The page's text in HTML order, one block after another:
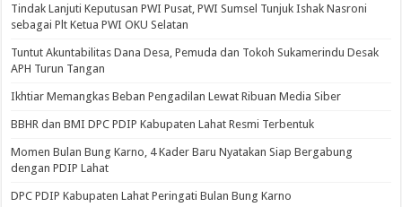
Tindak Lanjuti Keputusan PWI Pusat, PWI Sumsel Tunjuk Ishak Nasroni
sebagai Plt Ketua PWI OKU Selatan
Tuntut Akuntabilitas Dana Desa, Pemuda dan Tokoh Sukamerindu Desak
APH Turun Tangan
Ikhtiar Memangkas Beban Pengadilan Lewat Ribuan Media Siber
BBHR dan BMI DPC PDIP Kabupaten Lahat Resmi Terbentuk
Momen Bulan Bung Karno, 4 Kader Baru Nyatakan Siap Bergabung
dengan PDIP Lahat
DPC PDIP Kabupaten Lahat Peringati Bulan Bung Karno